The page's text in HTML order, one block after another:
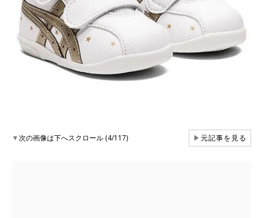
▼次の画像は下へスクロール (4/117) ▶元記事を見る